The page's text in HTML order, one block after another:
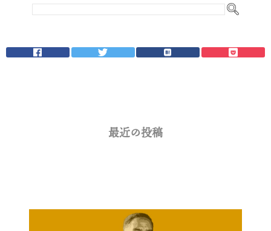
最近の投稿